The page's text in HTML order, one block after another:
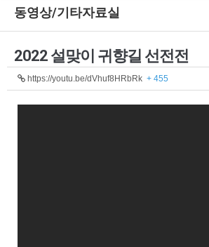
동영상/기타자료실
2022 설맞이 귀향길 선전전
https://youtu.be/dVhuf8HRbRk + 455